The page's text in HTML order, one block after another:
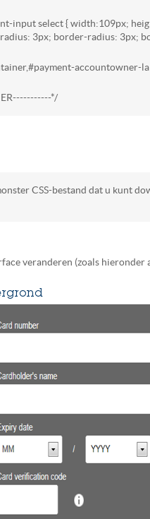
input select { width:109px;
3px; border-radius: 3px;
accountowner-
*/
CSS-bestand dat u kunt
veranderen (zoals hieronder